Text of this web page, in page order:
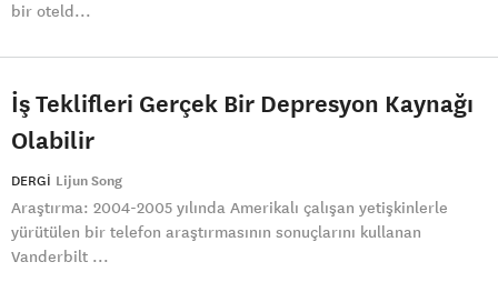
bir oteld...
İş Teklifleri Gerçek Bir Depresyon Kaynağı
Olabilir
DERGI Lijun Song
Araştırma: 2004-2005 yılında Amerikalı çalışan yetişkinlerle
yürütülen bir telefon araştırmasının sonuçlarını kullanan
Vanderbilt ...